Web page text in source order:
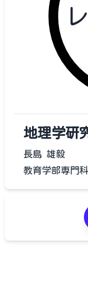
地理学研
長島 雄毅
教育学部専門